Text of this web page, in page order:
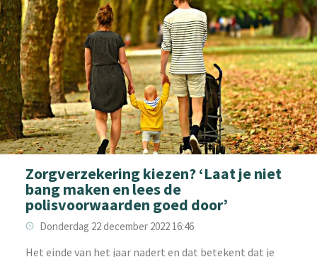
Zorgverzekering kiezen? ‘Laat je niet
bang maken en lees de
polisvoorwaarden goed door’
Donderdag 22 december 2022 16:46
Het einde van het jaar nadert en dat betekent dat je